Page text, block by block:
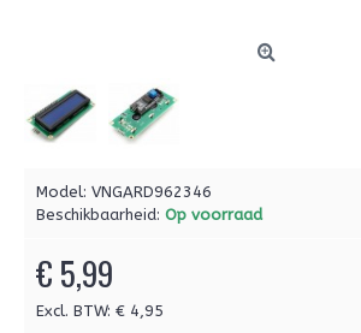
Model: VNGARD962346
Beschikbaarheid: Op voorraad
€ 5,99
Excl. BTW: € 4,95